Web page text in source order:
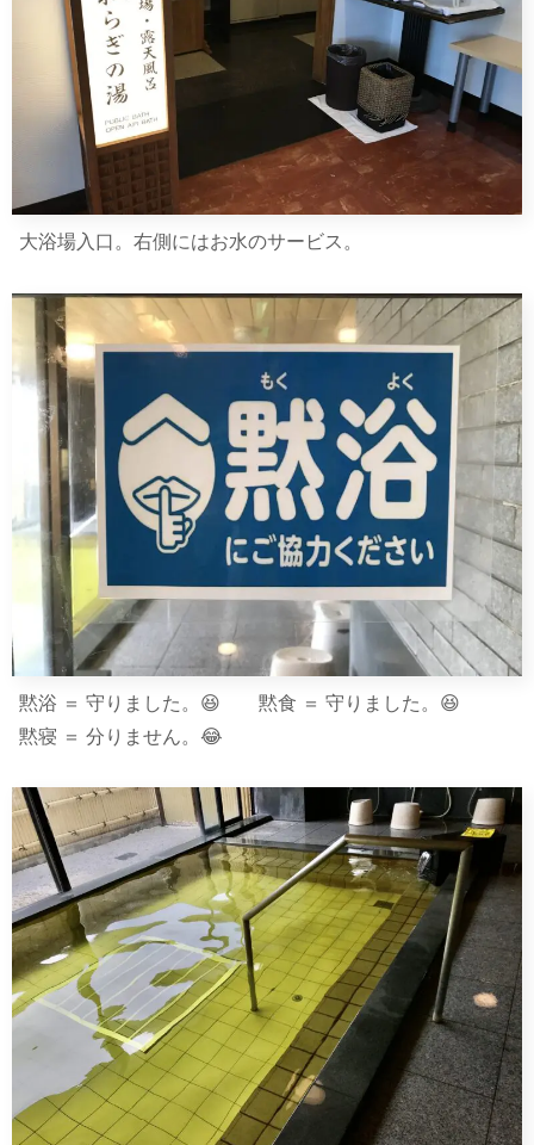
大浴場入口。右側にはお水のサービス。
黙浴 ＝ 守りました。😆 黙食 ＝ 守りました。😆
黙寝 ＝ 分りません。😂